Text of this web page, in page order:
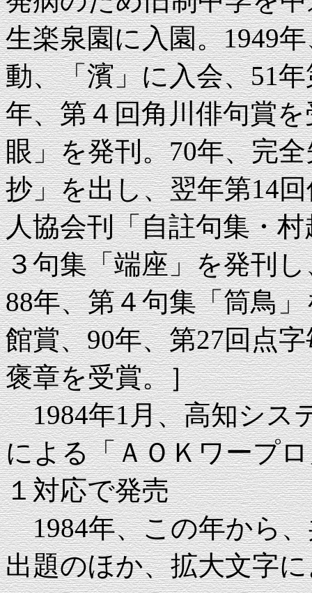
生楽泉園に入園。1949
動、「濱」に入会、51
年、第４回角川俳句賞
眼」を発刊。70年、完
抄」を出し、翌年第14
人協会刊「自註句集・
３句集「端座」を発刊
88年、第４句集「筒鳥
館賞、90年、第27回点
褒章を受賞。］
1984年1月、高知シス
による「ＡＯＫワープ
１対応で発売
1984年、この年から、
出題のほか、拡大文字